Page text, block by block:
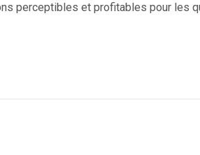
perceptibles et profitables pour